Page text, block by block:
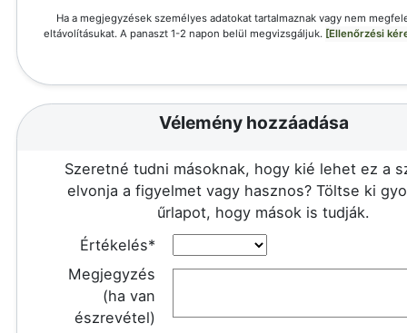
Ha a megjegyzések személyes adatokat tartalmaznak vagy nem
eltávolításukat. A panaszt 1-2 napon belül megvizsgáljuk. [Ellenőrzési
Vélemény hozzáadása
Szeretné tudni másoknak, hogy kié lehet ez a
elvonja a figyelmet vagy hasznos? Töltse ki
űrlapot, hogy mások is tudják.
Értékelés*
Megjegyzés
(ha van
észrevétel)